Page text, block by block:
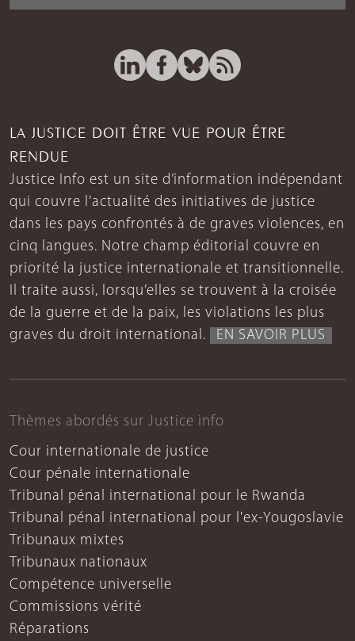
LA JUSTICE DOIT ÊTRE VUE POUR ÊTRE
RENDUE
Justice Info est un site d’information indépendant
qui couvre l’actualité des initiatives de justice
dans les pays confrontés à de graves violences, en
cinq langues. Notre champ éditorial couvre en
priorité la justice internationale et transitionnelle.
Il traite aussi, lorsqu’elles se trouvent à la croisée
de la guerre et de la paix, les violations les plus
graves du droit international.
EN SAVOIR PLUS
Thèmes abordés sur Justice info
Cour internationale de justice
Cour pénale internationale
Tribunal pénal international pour le Rwanda
Tribunal pénal international pour l'ex-Yougoslavie
Tribunaux mixtes
Tribunaux nationaux
Compétence universelle
Commissions vérité
Réparations